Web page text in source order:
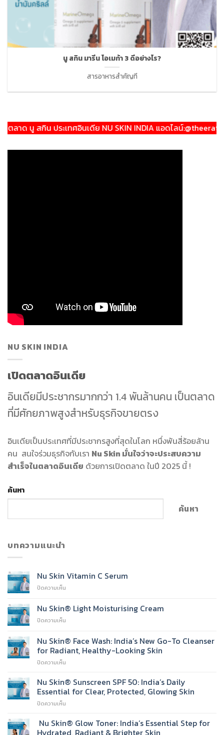
นู สกิน มารีน โอเมก้า 3 ดีอย่างไร?
สารอาหารสำคัญที
นู สกิน ประเทศอินเดีย NU SKIN INDIA แอดไลน์
NU SKIN INDIA
เปิดตลาดอินเดีย
อินเดียมีประชากรมากกว่า 1.4 พันล้านคน เป็นตลาด
ที่มีศักยภาพสูงสำหรับธุรกิจขายตรง
อินเดียเป็นประเทศที่มีประชากรสูงที่สุดในโลก หนึ่งพันสี่ร้อยล้าน
คน สนใจร่วมธุรกิจกับเรา Nu Skin มั่นใจว่าจะประสบความ
สำเร็จในตลาดอินเดีย ด้วยการเปิดตลาด ในปี 2025 นี้ !
ค้นหา
ค้นหา
บทความแนะนำ
Nu Skin Vitamin C Serum
ปิดความเห็น
Skin
Vitamin
Nu Skin® Light Moisturising Cream
ปิดความเห็น
Skin®
Light
Moisturising
Nu Skin® Face Wash: India’s New Go-To Cleanser
for Radiant, Healthy-Looking Skin
ปิดความเห็น
Skin®
Face
Wash:
Go-
To
Nu Skin® Sunscreen SPF 50: India’s Daily
Essential for Clear, Protected, Glowing Skin
ปิดความเห็น
Skin®
Sunscreen
Nu Skin® Glow Toner: India’s Essential Step for
Hydrated, Radiant & Brighter Skin